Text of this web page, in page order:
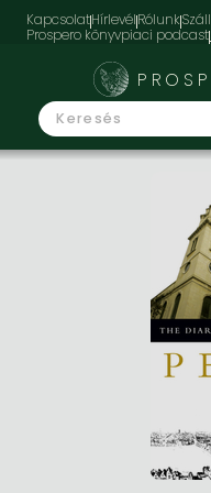
KapcsolatHírlevélRólunk
Prospero könyvpiaci podcast